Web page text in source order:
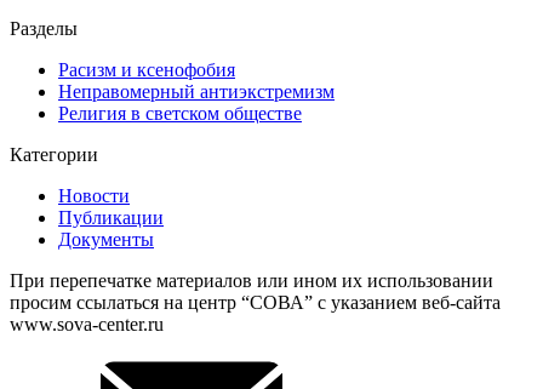
Разделы
Расизм и ксенофобия
Неправомерный антиэкстремизм
Религия в светском обществе
Категории
Новости
Публикации
Документы
При перепечатке материалов или ином их использовании
просим ссылаться на центр “СОВА” с указанием веб-сайта
www.sova-center.ru